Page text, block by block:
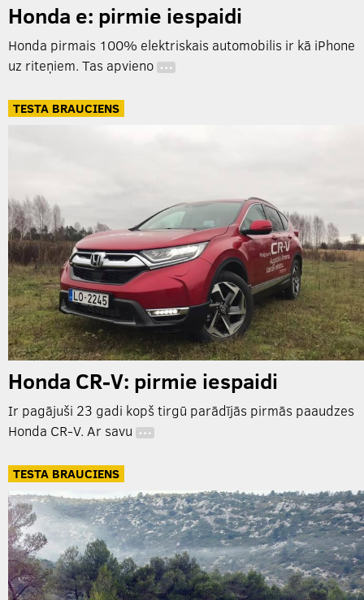
Honda e: pirmie iespaidi
Honda pirmais 100% elektriskais automobilis ir kā iPhone
uz riteņiem. Tas apvieno …
TESTA BRAUCIENS
Honda CR-V: pirmie iespaidi
Ir pagājuši 23 gadi kopš tirgū parādījās pirmās paaudzes
Honda CR-V. Ar savu …
TESTA BRAUCIENS